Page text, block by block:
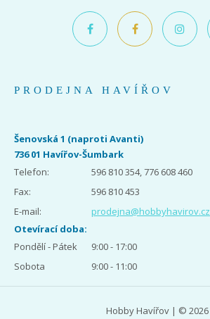
PRODEJNA HAVÍŘOV
Šenovská 1 (naproti Avanti)
736 01 Havířov-Šumbark
Telefon:
596 810 354, 776 608 460
Fax:
596 810 453
E-mail:
prodejna@hobbyhavirov.cz
Otevírací doba:
Pondělí - Pátek
9:00 - 17:00
Sobota
9:00 - 11:00
Hobby Havířov | © 2026